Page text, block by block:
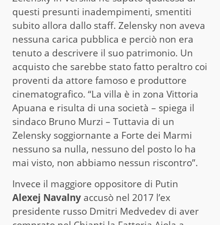
questi presunti inadempimenti, smentiti
subito allora dallo staff. Zelensky non aveva
nessuna carica pubblica e perciò non era
tenuto a descrivere il suo patrimonio. Un
acquisto che sarebbe stato fatto peraltro coi
proventi da attore famoso e produttore
cinematografico. “La villa è in zona Vittoria
Apuana e risulta di una società – spiega il
sindaco Bruno Murzi – Tuttavia di un
Zelensky soggiornante a Forte dei Marmi
nessuno sa nulla, nessuno del posto lo ha
mai visto, non abbiamo nessun riscontro”.
Invece il maggiore oppositore di Putin
Alexej Navalny accusò nel 2017 l’ex
presidente russo Dmitri Medvedev di aver